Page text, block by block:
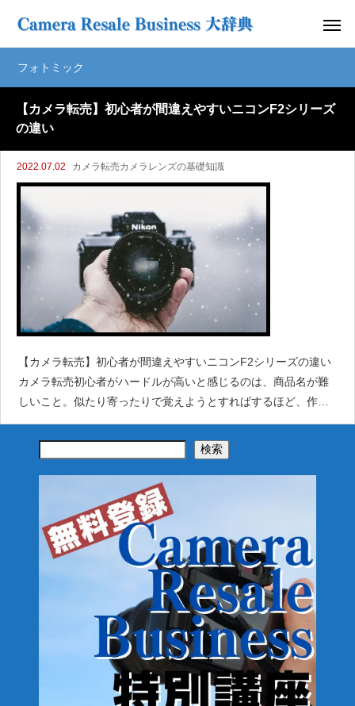
フォトミック
【カメラ転売】初心者が間違えやすいニコンF2シリーズ
の違い
2022.07.02 カメラ転売カメラレンズの基礎知識
【カメラ転売】初心者が間違えやすいニコンF2シリーズの違い
カメラ転売初心者がハードルが高いと感じるのは、商品名が難
しいこと。似たり寄ったりで覚えようとすればするほど、作業
の手が止まってしまいます。ましてや機種を間違えて仕入れて
しまえば相場も
検索